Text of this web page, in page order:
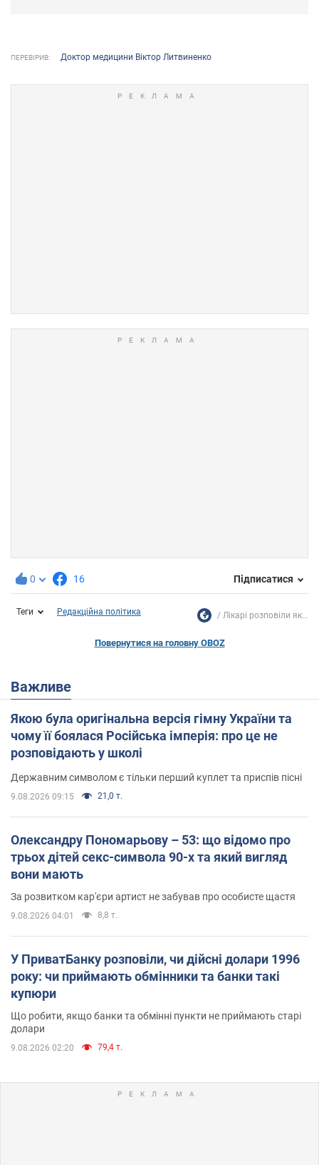
ПЕРЕВІРИВ: Доктор медицини Віктор Литвиненко
0 16 Підписатися
Теги Редакційна політика Лікарі розповіли як...
Повернутися на головну OBOZ
Важливе
Якою була оригінальна версія гімну України та
чому її боялася Російська імперія: про це не
розповідають у школі
Державним символом є тільки перший куплет та приспів пісні
9.08.2026 09:15 21,0 т.
Олександру Пономарьову – 53: що відомо про
трьох дітей секс-символа 90-х та який вигляд
вони мають
За розвитком кар'єри артист не забував про особисте щастя
9.08.2026 04:01 8,8 т.
У ПриватБанку розповіли, чи дійсні долари 1996
року: чи приймають обмінники та банки такі
купюри
Що робити, якщо банки та обмінні пункти не приймають старі
долари
9.08.2026 02:20 79,4 т.